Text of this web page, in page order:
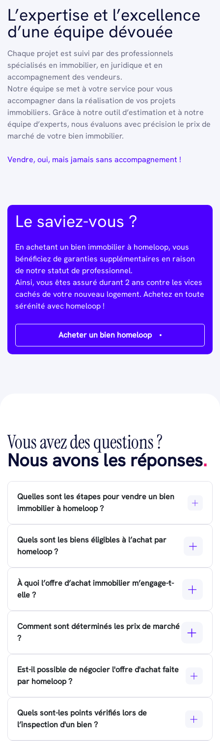
L’expertise et l’excellence
d’une équipe dévouée
Chaque projet est suivi par des professionnels
spécialisés en immobilier, en juridique et en
accompagnement des vendeurs.
Notre équipe se met à votre service pour vous
accompagner dans la réalisation de vos projets
immobiliers. Grâce à notre outil d’estimation et à notre
équipe d’experts, nous évaluons avec précision le prix de
marché de votre bien immobilier.
Vendre, oui, mais jamais sans accompagnement !
Le saviez-vous ?
En achetant un bien immobilier à homeloop, vous
bénéficiez de garanties supplémentaires en raison
de notre statut de professionnel.
Ainsi, vous êtes assuré durant 2 ans contre les vices
cachés de votre nouveau logement. Achetez en toute
sérénité avec homeloop !
Acheter un bien homeloop
Vous avez des questions ?
Nous avons les réponses.
Quelles sont les étapes pour vendre un bien
immobilier à homeloop ?
Quels sont les biens éligibles à l’achat par
homeloop ?
À quoi l’offre d’achat immobilier m’engage-t-
elle ?
Comment sont déterminés les prix de marché
?
Est-il possible de négocier l'offre d'achat faite
par homeloop ?
Quels sont-les points vérifiés lors de
l’inspection d'un bien ?